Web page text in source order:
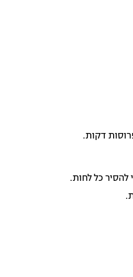
דקות.
להסיר כל לחות.